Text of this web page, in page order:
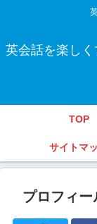
英会話を楽し
TOP
サイトマ
プロフィー